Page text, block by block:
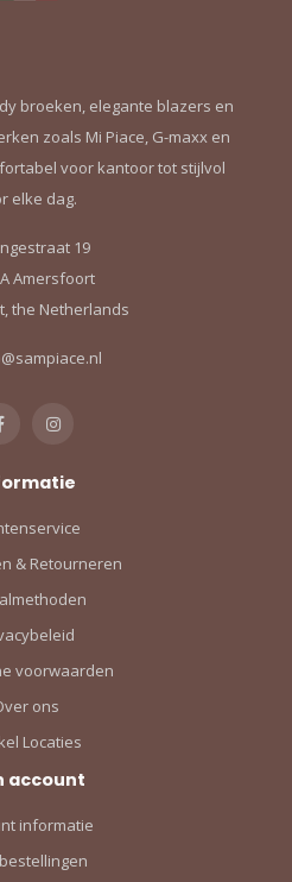
broeken, elegante blazers en
zoals Mi Piace, G-maxx en
voor kantoor tot stijlvol
elke dag.
19
Amersfoort
the Netherlands
& Retourneren
voorwaarden
ons
Locaties
account
informatie